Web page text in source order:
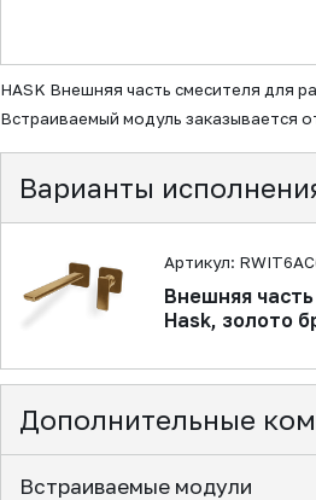
HASK Внешняя часть смесителя для
Встраиваемый модуль заказывается
Варианты
Артикул:
Внешняя
Hask, золото
Дополнительные
Встраиваемые модули